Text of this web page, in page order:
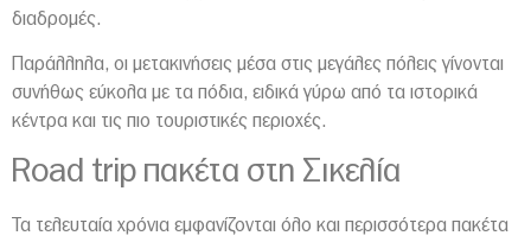
διαδρομές.
Παράλληλα, οι μετακινήσεις μέσα στις μεγάλες πόλεις γίνονται
συνήθως εύκολα με τα πόδια, ειδικά γύρω από τα ιστορικά
κέντρα και τις πιο τουριστικές περιοχές.
Road trip πακέτα στη Σικελία
Τα τελευταία χρόνια εμφανίζονται όλο και περισσότερα πακέτα